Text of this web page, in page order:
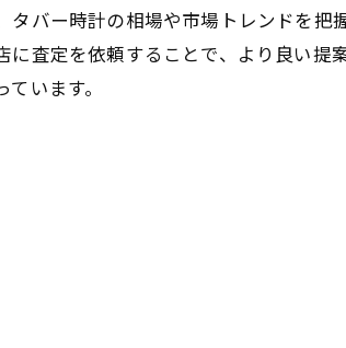
タバー時計の相場や市場トレンドを
に査定を依頼することで、より良い提
います。